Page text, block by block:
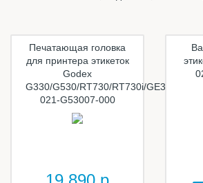
Печатающая головка
для принтера этикеток
Godex
G330/G530/RT730/RT730i/GE330
021-G53007-000